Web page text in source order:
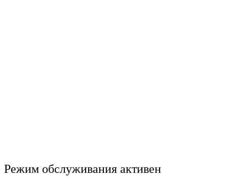
Режим обслуживания активен